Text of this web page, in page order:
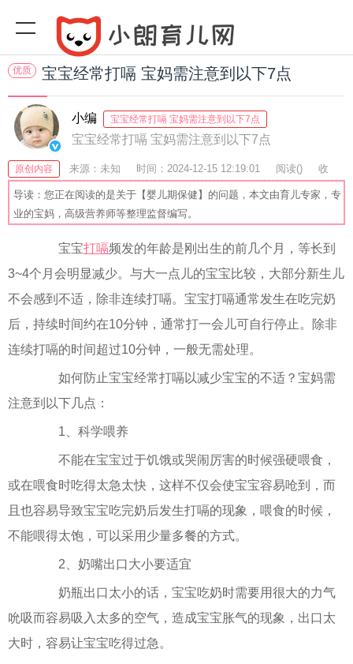
优质 宝宝经常打嗝 宝妈需注意到以下7点
小编 宝宝经常打嗝 宝妈需注意到以下7点
宝宝经常打嗝 宝妈需注意到以下7点
原创内容 来源：未知 时间：2024-12-15 12:19:01 阅读() 收
藏：46 分享：60 爆
导读：您正在阅读的是关于【婴儿期保健】的问题，本文由育儿专家，专
业的宝妈，高级营养师等整理监督编写。
宝宝打嗝频发的年龄是刚出生的前几个月，等长到
3~4个月会明显减少。与大一点儿的宝宝比较，大部分新生儿
不会感到不适，除非连续打嗝。宝宝打嗝通常发生在吃完奶
后，持续时间约在10分钟，通常打一会儿可自行停止。除非
连续打嗝的时间超过10分钟，一般无需处理。
如何防止宝宝经常打嗝以减少宝宝的不适？宝妈需
注意到以下几点：
1、科学喂养
不能在宝宝过于饥饿或哭闹厉害的时候强硬喂食，
或在喂食时吃得太急太快，这样不仅会使宝宝容易呛到，而
且也容易导致宝宝吃完奶后发生打嗝的现象，喂食的时候，
不能喂得太饱，可以采用少量多餐的方式。
2、奶嘴出口大小要适宜
奶瓶出口太小的话，宝宝吃奶时需要用很大的力气
吮吸而容易吸入太多的空气，造成宝宝胀气的现象，出口太
大时，容易让宝宝吃得过急。